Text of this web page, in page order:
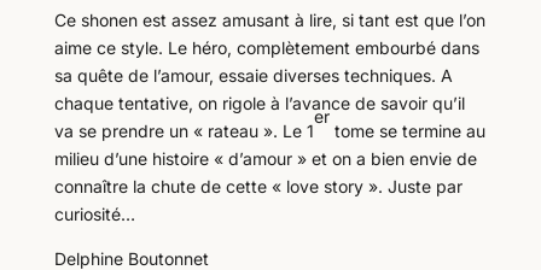
Ce shonen est assez amusant à lire, si tant est que l’on
aime ce style. Le héro, complètement embourbé dans
sa quête de l’amour, essaie diverses techniques. A
chaque tentative, on rigole à l’avance de savoir qu’il
va se prendre un « rateau ». Le 1
er
tome se termine au
milieu d’une histoire « d’amour » et on a bien envie de
connaître la chute de cette « love story ». Juste par
curiosité…
Delphine Boutonnet